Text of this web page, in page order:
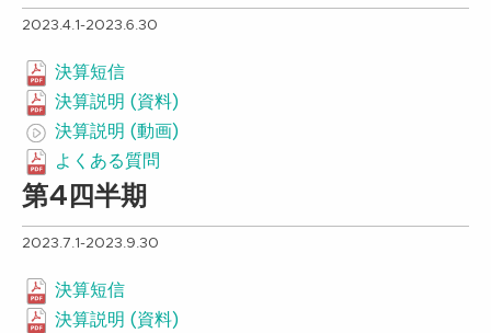
2023.4.1-2023.6.30
決算短信
決算説明 (資料)
決算説明 (動画)
よくある質問
第4四半期
2023.7.1-2023.9.30
決算短信
決算説明 (資料)